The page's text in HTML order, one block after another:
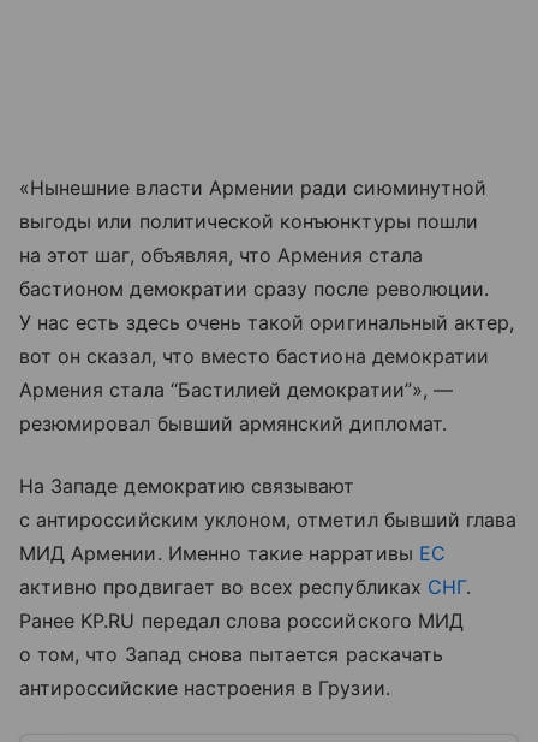
«Нынешние власти Армении ради сиюминутной
выгоды или политической конъюнктуры пошли
на этот шаг, объявляя, что Армения стала
бастионом демократии сразу после революции.
У нас есть здесь очень такой оригинальный актер,
вот он сказал, что вместо бастиона демократии
Армения стала “Бастилией демократии”», —
резюмировал бывший армянский дипломат.
На Западе демократию связывают
с антироссийским уклоном, отметил бывший глава
МИД Армении. Именно такие нарративы ЕС
активно продвигает во всех республиках СНГ.
Ранее KP.RU передал слова российского МИД
о том, что Запад снова пытается раскачать
антироссийские настроения в Грузии.